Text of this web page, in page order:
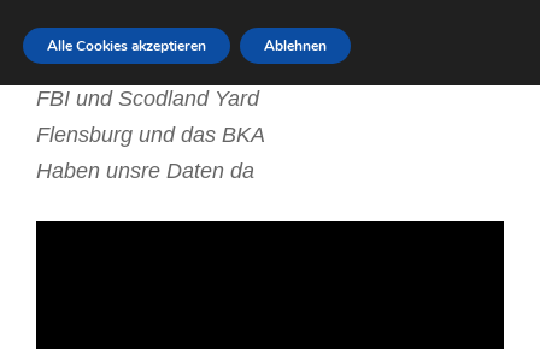
Interpol und Deutsche Bank
FBI und Scodland Yard
Flensburg und das BKA
Haben unsre Daten da
Alle Cookies akzeptieren Ablehnen